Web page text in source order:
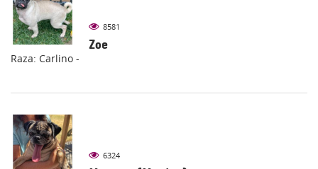
8581
Zoe
Raza: Carlino -
6324